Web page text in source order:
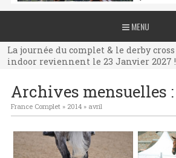
MENU
La journée du complet & le derby cross
indoor reviennent le 23 Janvier 2027 !
La journée du complet & le derby cross
indoor reviennent le 23 Janvier 2027 !
indoor reviennent le 23 Janvier 2027 !
Archives mensuelles :
France Complet» 2014» avril